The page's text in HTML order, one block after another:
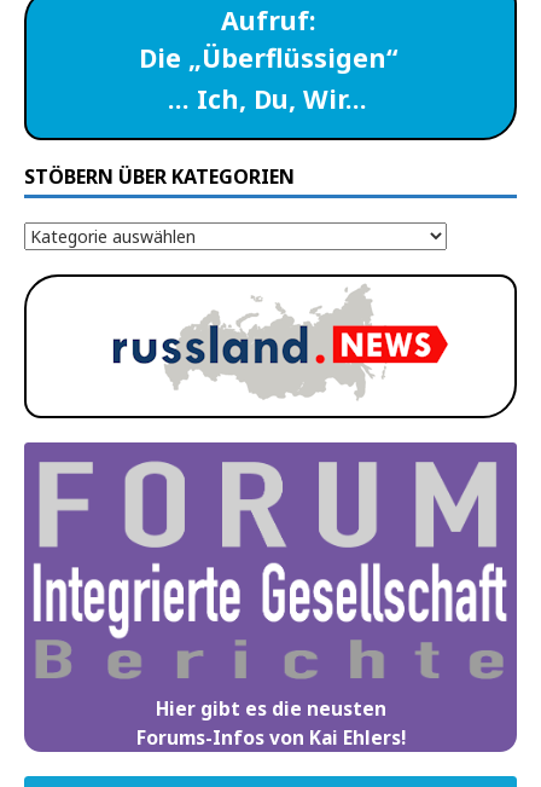
Aufruf:
Die „Überflüssigen“
… Ich, Du, Wir…
STÖBERN ÜBER KATEGORIEN
Hier gibt es die neusten
Forums-Infos von Kai Ehlers!